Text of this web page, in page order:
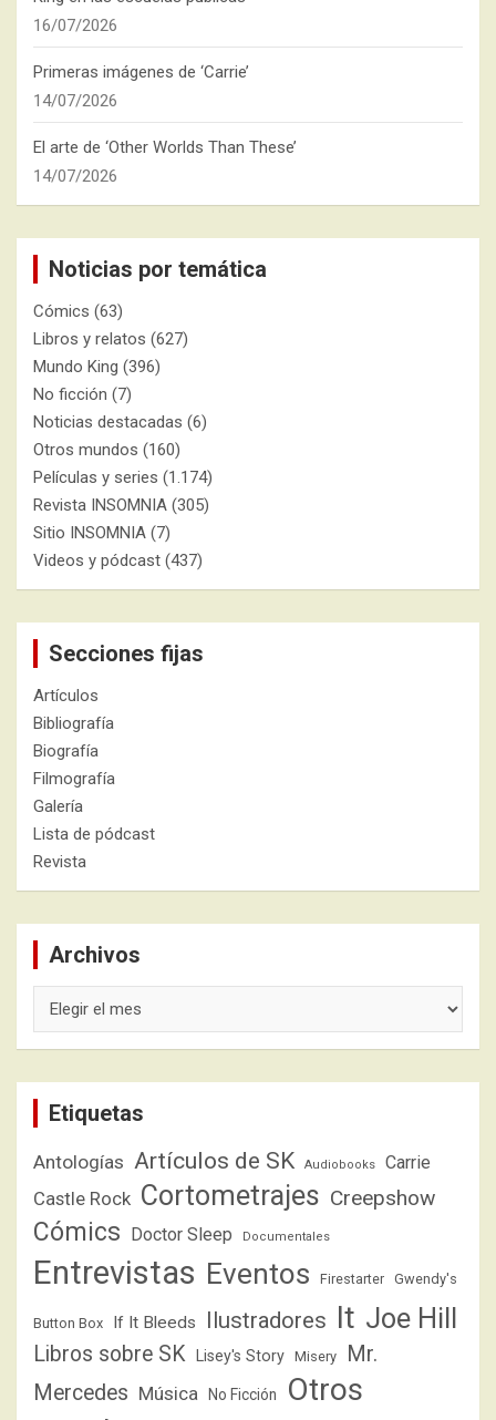
16/07/2026
Primeras imágenes de ‘Carrie’
14/07/2026
El arte de ‘Other Worlds Than These’
14/07/2026
Noticias por temática
Cómics (63)
Libros y relatos (627)
Mundo King (396)
No ficción (7)
Noticias destacadas (6)
Otros mundos (160)
Películas y series (1.174)
Revista INSOMNIA (305)
Sitio INSOMNIA (7)
Videos y pódcast (437)
Secciones fijas
Artículos
Bibliografía
Biografía
Filmografía
Galería
Lista de pódcast
Revista
Archivos
Etiquetas
Antologías Artículos de SK Audiobooks Carrie
Castle Rock Cortometrajes Creepshow
Cómics Doctor Sleep Documentales
Entrevistas Eventos Firestarter Gwendy's
Button Box If It Bleeds Ilustradores It Joe Hill
Libros sobre SK Lisey's Story Misery
Mr.
Mercedes Música No Ficción
Otros